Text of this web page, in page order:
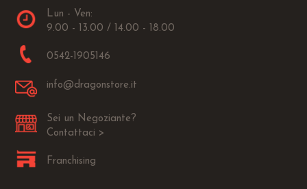
Lun - Ven:
9.00 - 13.00 / 14.00 - 18.00
0542-1905146
info@dragonstore.it
Sei un Negoziante?
Contattaci >
Franchising